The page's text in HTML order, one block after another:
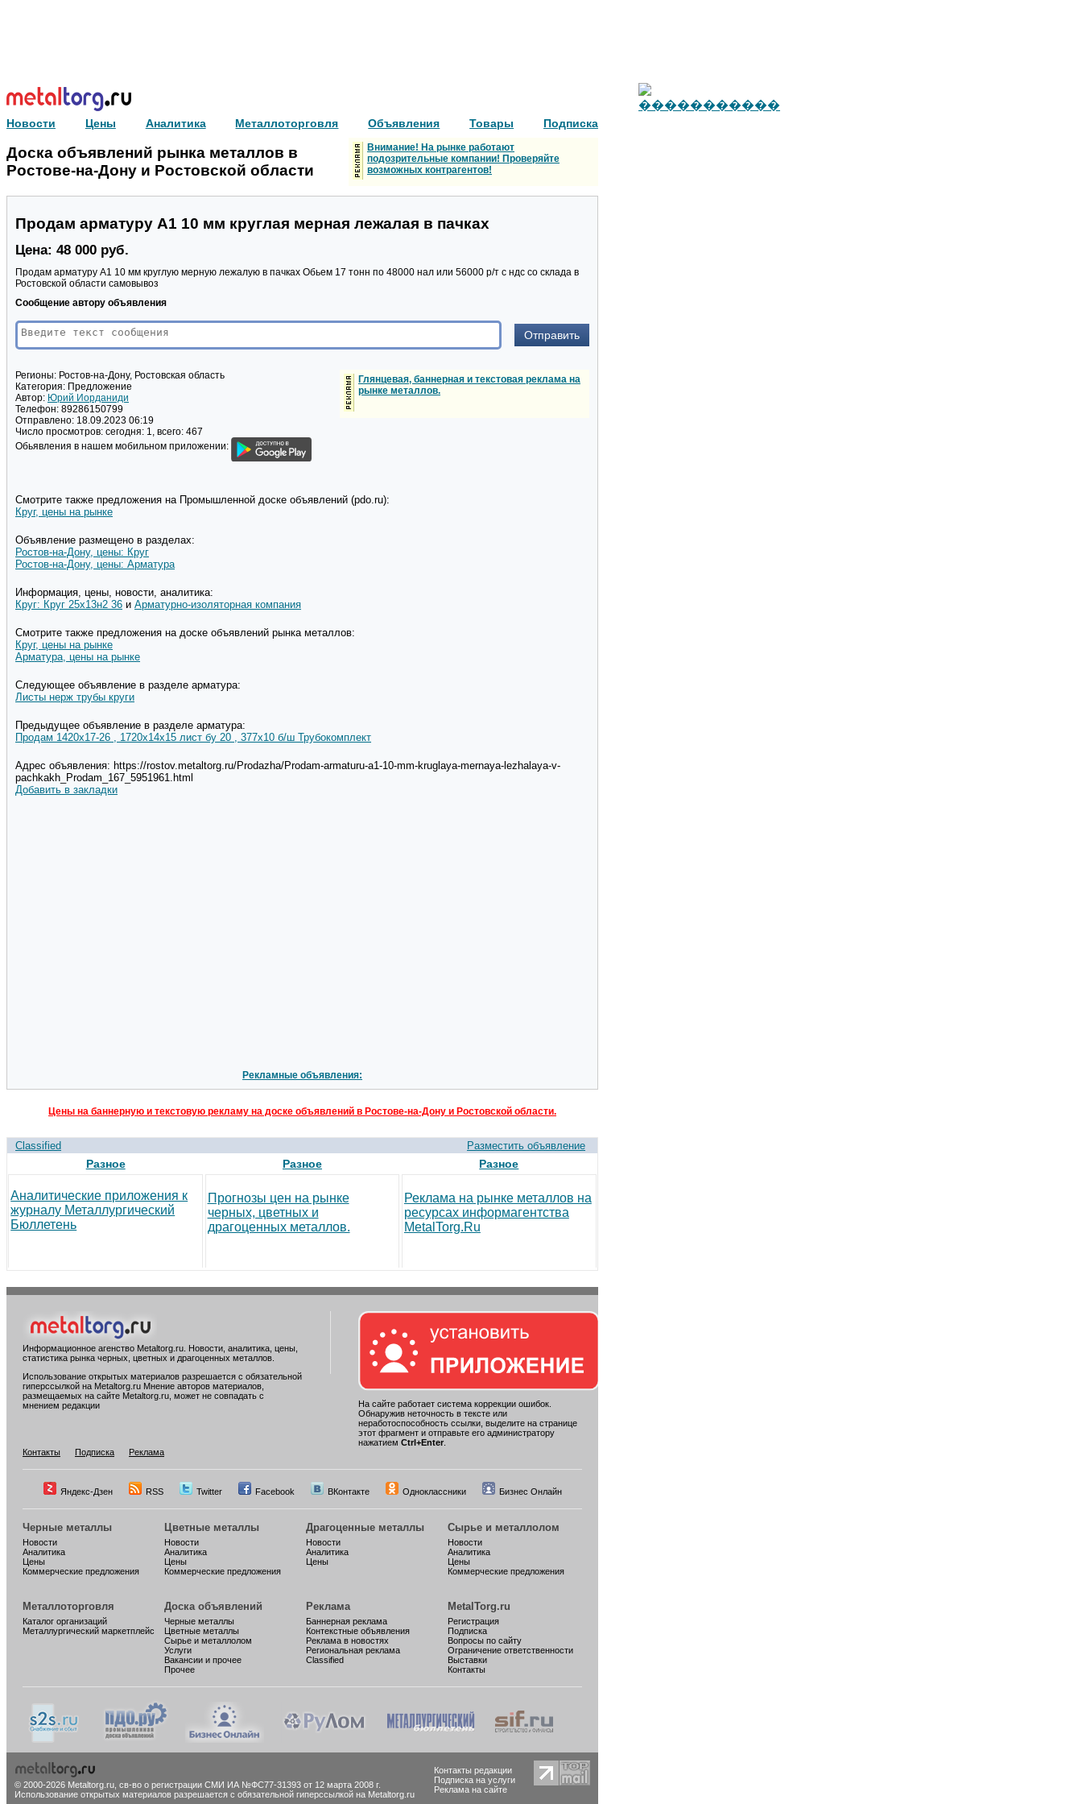
Новости Цены Аналитика Металлоторговля Объявления Товары Подписка
Доска объявлений рынка металлов в
Ростове-на-Дону и Ростовской области
Внимание! На рынке работают
подозрительные компании! Проверяйте
возможных контрагентов!
Продам арматуру А1 10 мм круглая мерная лежалая в пачках
Цена: 48 000 руб.
Продам арматуру А1 10 мм круглую мерную лежалую в пачках Обьем 17 тонн по 48000 нал или 56000 р/т с ндс со склада в
Ростовской области самовывоз
Сообщение автору объявления
Регионы: Ростов-на-Дону, Ростовская область
Категория: Предложение
Автор: Юрий Иорданиди
Телефон: 89286150799
Отправлено: 18.09.2023 06:19
Число просмотров: сегодня: 1, всего: 467
Обьявления в нашем мобильном приложении:
Глянцевая, баннерная и текстовая реклама на
рынке металлов.
Смотрите также предложения на Промышленной доске объявлений (pdo.ru):
Круг, цены на рынке
Объявление размещено в разделах:
Ростов-на-Дону, цены: Круг
Ростов-на-Дону, цены: Арматура
Информация, цены, новости, аналитика:
Круг: Круг 25х13н2 36 и Арматурно-изоляторная компания
Смотрите также предложения на доске объявлений рынка металлов:
Круг, цены на рынке
Арматура, цены на рынке
Следующее объявление в разделе арматура:
Листы нерж трубы круги
Предыдущее объявление в разделе арматура:
Продам 1420x17-26 , 1720x14x15 лист бу 20 , 377x10 б/ш Трубокомплект
Адрес объявления: https://rostov.metaltorg.ru/Prodazha/Prodam-armaturu-a1-10-mm-kruglaya-mernaya-lezhalaya-v-
pachkakh_Prodam_167_5951961.html
Добавить в закладки
Рекламные объявления:
Цены на баннерную и текстовую рекламу на доске объявлений в Ростове-на-Дону и Ростовской области.
Classified Разместить объявление
Разное
Аналитические приложения к
журналу Металлургический
Бюллетень
Разное
Прогнозы цен на рынке
черных, цветных и
драгоценных металлов.
Разное
Реклама на рынке металлов на
ресурсах информагентства
MetalTorg.Ru
Информационное агенство Metaltorg.ru. Новости, аналитика, цены,
статистика рынка черных, цветных и драгоценных металлов.
Использование открытых материалов разрешается с обязательной
гиперссылкой на Metaltorg.ru Мнение авторов материалов,
размещаемых на сайте Metaltorg.ru, может не совпадать с
мнением редакции
На сайте работает система коррекции ошибок.
Обнаружив неточность в тексте или
неработоспособность ссылки, выделите на странице
этот фрагмент и отправьте его администратору
нажатием Ctrl+Enter
Контакты
Подписка Реклама
Яндекс-Дзен RSS Twitter Facebook ВКонтакте Одноклассники Бизнес Онлайн
Черные металлы
Новости
Аналитика
Цены
Коммерческие предложения
Цветные металлы
Новости
Аналитика
Цены
Коммерческие предложения
Драгоценные металлы
Новости
Аналитика
Цены
Сырье и металлолом
Новости
Аналитика
Цены
Коммерческие предложения
Металлоторговля
Каталог организаций
Металлургический маркетплейс
Доска объявлений
Черные металлы
Цветные металлы
Сырье и металлолом
Услуги
Вакансии и прочее
Прочее
Реклама
Баннерная реклама
Контекстные объявления
Реклама в новостях
Региональная реклама
Classified
MetalTorg.ru
Регистрация
Подписка
Вопросы по сайту
Ограничение ответственности
Выставки
Контакты
© 2000-2026 Metaltorg.ru, св-во о регистрации СМИ ИА №ФС77-31393 от 12 марта 2008 г.
Использование открытых материалов разрешается с обязательной гиперссылкой на Metaltorg.ru
Контакты редакции
Подписка на услуги
Реклама на сайте